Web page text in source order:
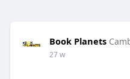
Book Planets
27 w